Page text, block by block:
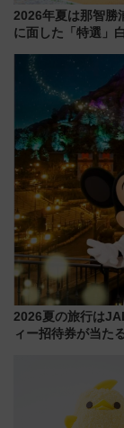
2026年夏は那智勝
に面した「特選」
会」は8月11日開催
2026夏の旅行は
ィー招待券が当た